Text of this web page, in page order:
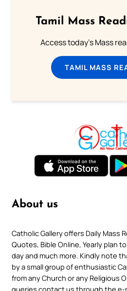
Tamil Mass
Access today's Mass
TAMIL MASS
About us
Catholic Gallery offers Daily Mass
Quotes, Bible Online, Yearly plan
day and much more. Kindly note
by a small group of enthusiastic
from any Church or any Religious